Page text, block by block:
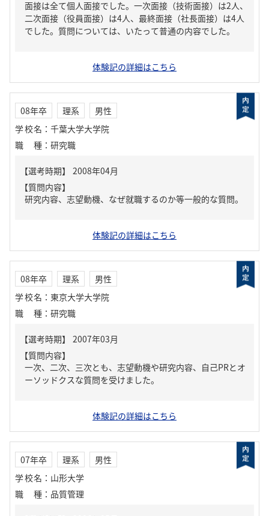
面接は全て個人面接でした。一次面接（技術面接）は2人、
二次面接（役員面接）は4人、最終面接（社長面接）は4人
でした。質問については、いたって普通の内容でした。
体験記の詳細はこちら
08年卒 理系
男性
学校名 ： 千葉大学大学院
職種 ： 研究職
【質問内容】
研究内容、志望動機、なぜ就職するのか等一般的な質問。
体験記の詳細はこちら
08年卒 理系
男性
学校名 ： 東京大学大学院
職種 ： 研究職
【質問内容】
一次、二次、三次とも、志望動機や研究内容、自己PRとオ
ーソッドクスな質問を受けました。
体験記の詳細はこちら
07年卒 理系
男性
学校名 ： 山形大学
職種 ： 品質管理